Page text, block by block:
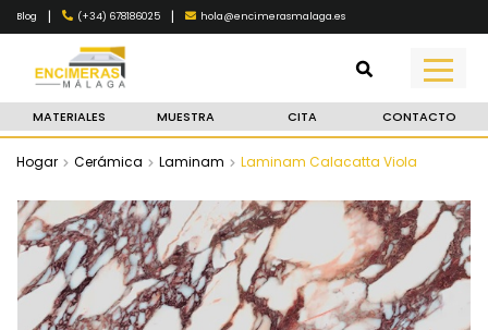
Blog | (+34) 678186025 | hola@encimerasmalaga.es
MATERIALES MUESTRA CITA CONTACTO
Hogar Cerámica Laminam Laminam Calacatta Viola